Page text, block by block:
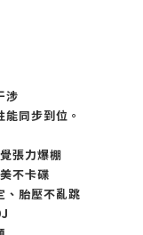
涉
同步到位。
張力爆棚
不卡碟
、胎壓不亂跳